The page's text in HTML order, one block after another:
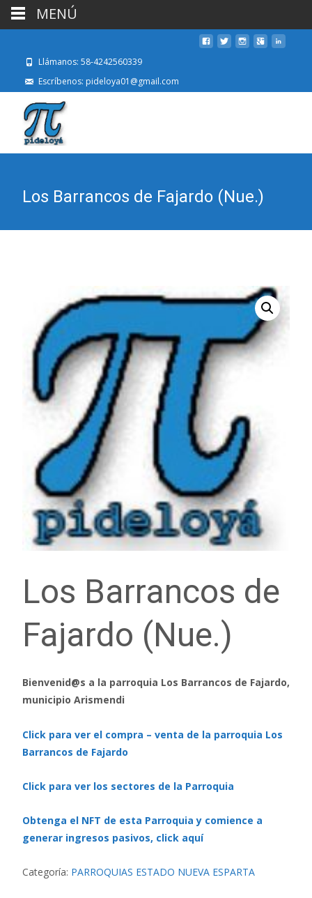
Llámanos: 58-4242560339
Escríbenos: pideloya01@gmail.com
Los Barrancos de Fajardo (Nue.)
Los Barrancos de
Fajardo (Nue.)
Bienvenid@s a la parroquia Los Barrancos de Fajardo,
municipio Arismendi
Click para ver el compra – venta de la parroquia Los
Barrancos de Fajardo
Click para ver los sectores de la Parroquia
Obtenga el NFT de esta Parroquia y comience a
generar ingresos pasivos, click aquí
Categoría: PARROQUIAS ESTADO NUEVA ESPARTA
MENÚ